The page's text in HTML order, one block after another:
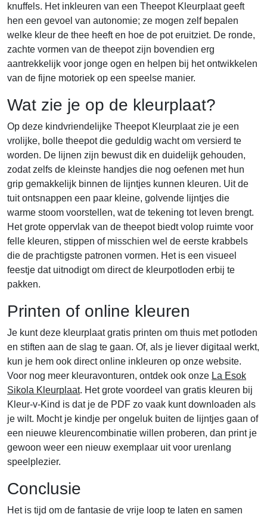
knuffels. Het inkleuren van een Theepot Kleurplaat geeft
hen een gevoel van autonomie; ze mogen zelf bepalen
welke kleur de thee heeft en hoe de pot eruitziet. De ronde,
zachte vormen van de theepot zijn bovendien erg
aantrekkelijk voor jonge ogen en helpen bij het ontwikkelen
van de fijne motoriek op een speelse manier.
Wat zie je op de kleurplaat?
Op deze kindvriendelijke Theepot Kleurplaat zie je een
vrolijke, bolle theepot die geduldig wacht om versierd te
worden. De lijnen zijn bewust dik en duidelijk gehouden,
zodat zelfs de kleinste handjes die nog oefenen met hun
grip gemakkelijk binnen de lijntjes kunnen kleuren. Uit de
tuit ontsnappen een paar kleine, golvende lijntjes die
warme stoom voorstellen, wat de tekening tot leven brengt.
Het grote oppervlak van de theepot biedt volop ruimte voor
felle kleuren, stippen of misschien wel de eerste krabbels
die de prachtigste patronen vormen. Het is een visueel
feestje dat uitnodigt om direct de kleurpotloden erbij te
pakken.
Printen of online kleuren
Je kunt deze kleurplaat gratis printen om thuis met potloden
en stiften aan de slag te gaan. Of, als je liever digitaal werkt,
kun je hem ook direct online inkleuren op onze website.
Voor nog meer kleuravonturen, ontdek ook onze La Esok
Sikola Kleurplaat. Het grote voordeel van gratis kleuren bij
Kleur-v-Kind is dat je de PDF zo vaak kunt downloaden als
je wilt. Mocht je kindje per ongeluk buiten de lijntjes gaan of
een nieuwe kleurencombinatie willen proberen, dan print je
gewoon weer een nieuw exemplaar uit voor urenlang
speelplezier.
Conclusie
Het is tijd om de fantasie de vrije loop te laten en samen